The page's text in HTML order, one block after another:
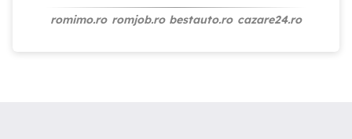
romimo.ro romjob.ro bestauto.ro cazare24.ro